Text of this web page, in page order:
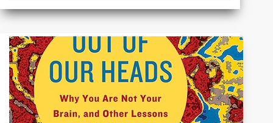
Pugliese,
Erling
Strudsholm,
Numeri
per
parlare.
Da
‘quattro
chiacchiere’